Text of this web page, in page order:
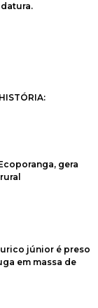
gera
júnior é preso
em massa de